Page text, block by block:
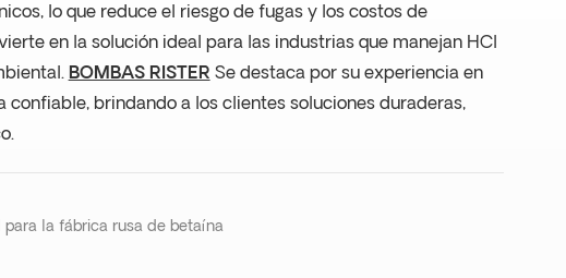
lo que reduce el riesgo de fugas y los costos de
en la solución ideal para las industrias que manejan HCl
BOMBAS RISTER Se destaca por su experiencia en
brindando a los clientes soluciones duraderas,
la fábrica rusa de betaína